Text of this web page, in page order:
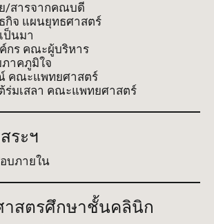
/สารจากคณบดี
กิจ แผนยุทธศาสตร์
ป็นมา
ค์กร คณะผู้บริหาร
าคภูมิใจ
คณะแพทยศาสตร์
ร่มเสลา คณะแพทยศาสตร์
ระฯ
บภายใน
สตรศึกษาชั้นคลินิก